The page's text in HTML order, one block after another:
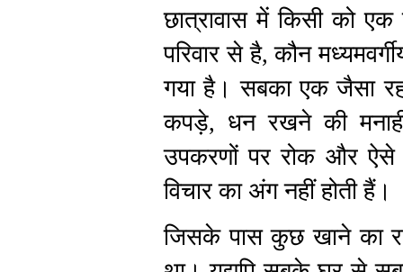
छात्रावास में किसी को
परिवार से है, कौन
गया है। सबका एक जैसा
कपड़े, धन रखने की
उपकरणों पर रोक और
विचार का अंग नहीं होती हैं।
जिसके पास कुछ खाने का